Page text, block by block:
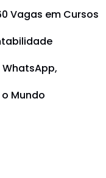
Vagas em Cursos
Mundo